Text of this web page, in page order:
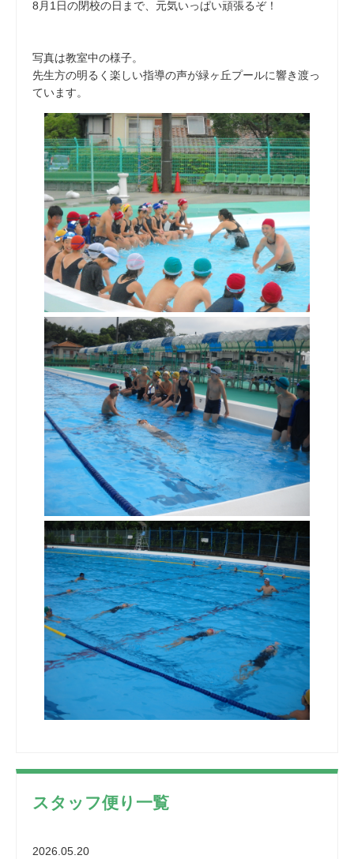
8月1日の閉校の日まで、元気いっぱい頑張るぞ！
写真は教室中の様子。
先生方の明るく楽しい指導の声が緑ヶ丘プールに響き渡っ
ています。
スタッフ便り一覧
2026.05.20